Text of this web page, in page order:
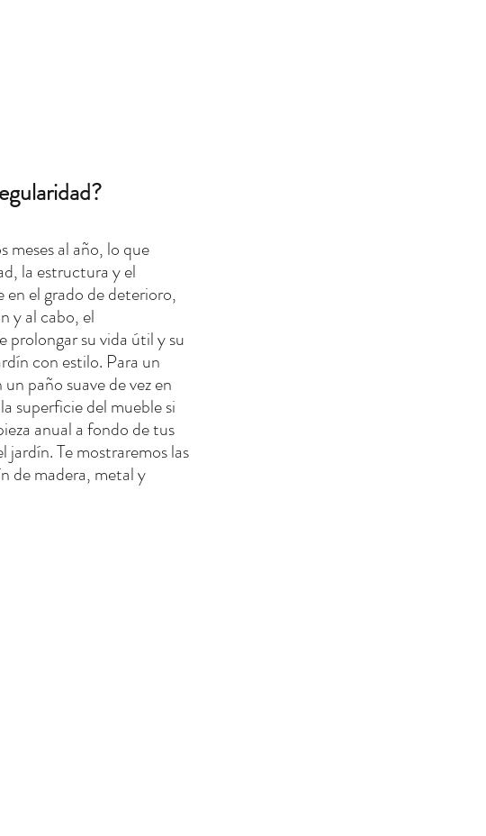
meses al año, lo que
la estructura y el
el grado de deterioro,
y al cabo, el
prolongar su vida útil y su
con estilo. Para un
paño suave de vez en
superficie del mueble si
anual a fondo de tus
Te mostraremos las
de madera, metal y